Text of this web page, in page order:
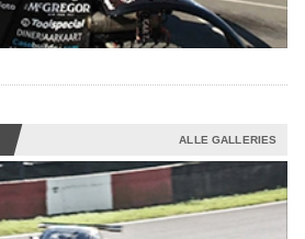
ALLE GALLERIES